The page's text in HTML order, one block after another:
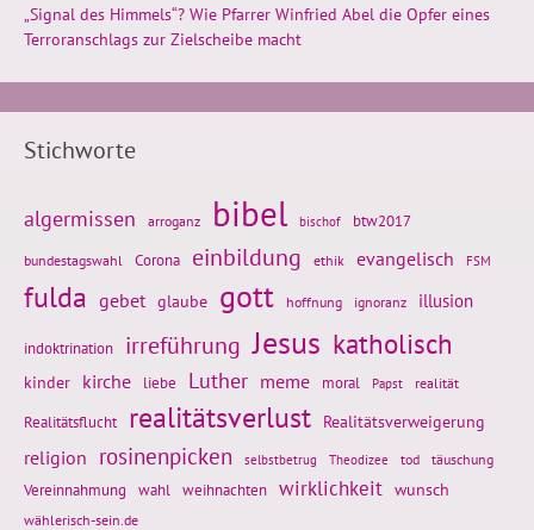
„Signal des Himmels“? Wie Pfarrer Winfried Abel die Opfer eines
Terroranschlags zur Zielscheibe macht
Stichworte
algermissen arroganz bibel bischof btw2017
bundestagswahl Corona einbildung ethik evangelisch FSM
fulda gebet glaube gott hoffnung ignoranz illusion
indoktrination irreführung Jesus katholisch
kinder kirche liebe Luther meme moral Papst realität
Realitätsflucht realitätsverlust Realitätsverweigerung
religion rosinenpicken selbstbetrug Theodizee tod täuschung
Vereinnahmung wahl weihnachten wirklichkeit wunsch
wählerisch-sein.de